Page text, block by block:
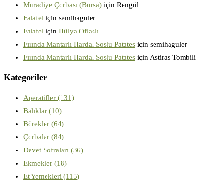
Muradiye Çorbası (Bursa) için Rengül
Falafel için semihaguler
Falafel için Hülya Oflaslı
Fırında Mantarlı Hardal Soslu Patates için semihaguler
Fırında Mantarlı Hardal Soslu Patates için Astiras Tombili
Kategoriler
Aperatifler (131)
Balıklar (10)
Börekler (64)
Çorbalar (84)
Davet Sofraları (36)
Ekmekler (18)
Et Yemekleri (115)